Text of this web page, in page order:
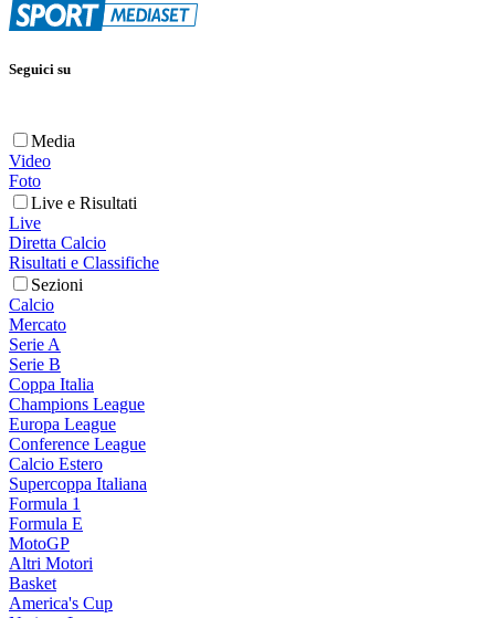
Seguici su
Media
Video
Foto
Live e Risultati
Live
Diretta Calcio
Risultati e Classifiche
Sezioni
Calcio
Mercato
Serie A
Serie B
Coppa Italia
Champions League
Europa League
Conference League
Calcio Estero
Supercoppa Italiana
Formula 1
Formula E
MotoGP
Altri Motori
Basket
America's Cup